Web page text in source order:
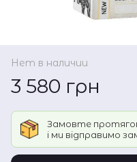
Нет в наличии
3 580 грн
Замовте
і ми відправимо